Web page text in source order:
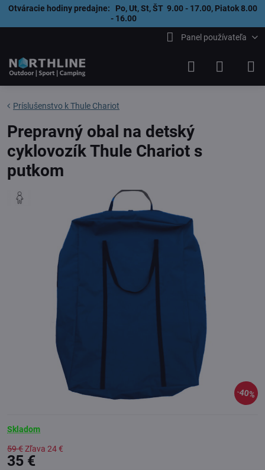
Otváracie hodiny predajne: Po, Ut, St, ŠT 9.00 - 17.00, Piatok 8.00
- 16.00
Panel používateľa
40%
Príslušenstvo k Thule Chariot
Prepravný obal na detský
cyklovozík Thule Chariot s
putkom
Skladom
59 €Zľava 24 €
35 €